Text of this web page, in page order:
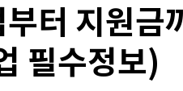
터 지원금
필수정보)